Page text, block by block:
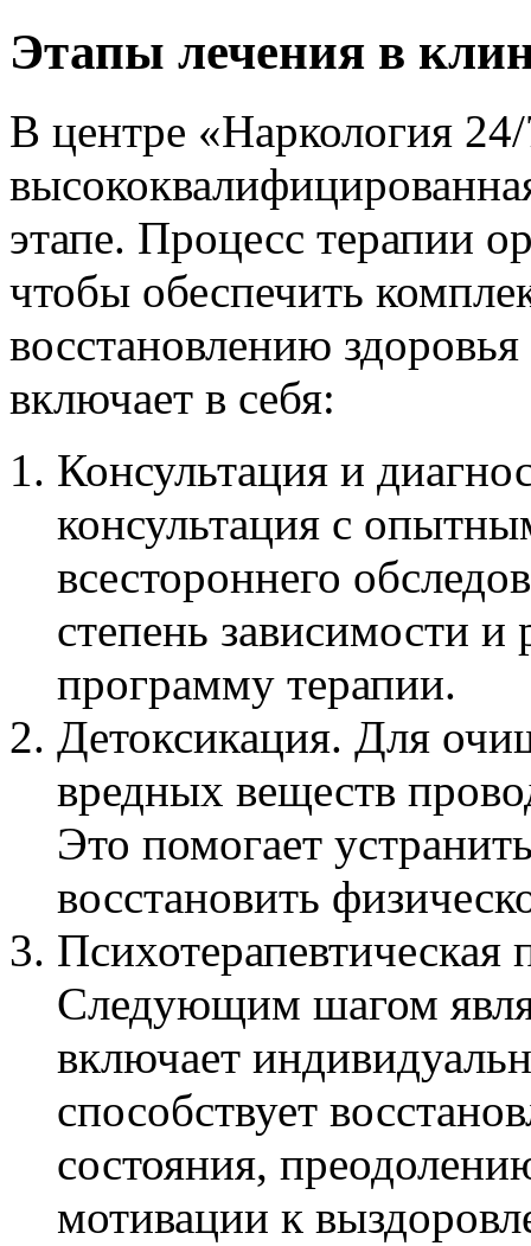
Этапы лечения в
В центре «Наркология 24/
этапе. Процесс терапии
чтобы обеспечить
восстановлению
включает в себя:
Консультация и
консультация с
всестороннего
степень зависимости
программу терапии.
Детоксикация. Для
вредных веществ
Это помогает
восстановить
Психотерапевтическая
Следующим шагом
включает
способствует
состояния,
мотивации к